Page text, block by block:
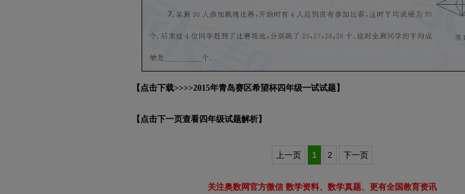
【点击下载>>>>2015年青岛赛区希望杯四年级一试试题】
【点击下一页查看四年级试题解析】
上一页 1 2 下一页
关注奥数网官方微信 数学资料、数学真题、更有全国教育资讯